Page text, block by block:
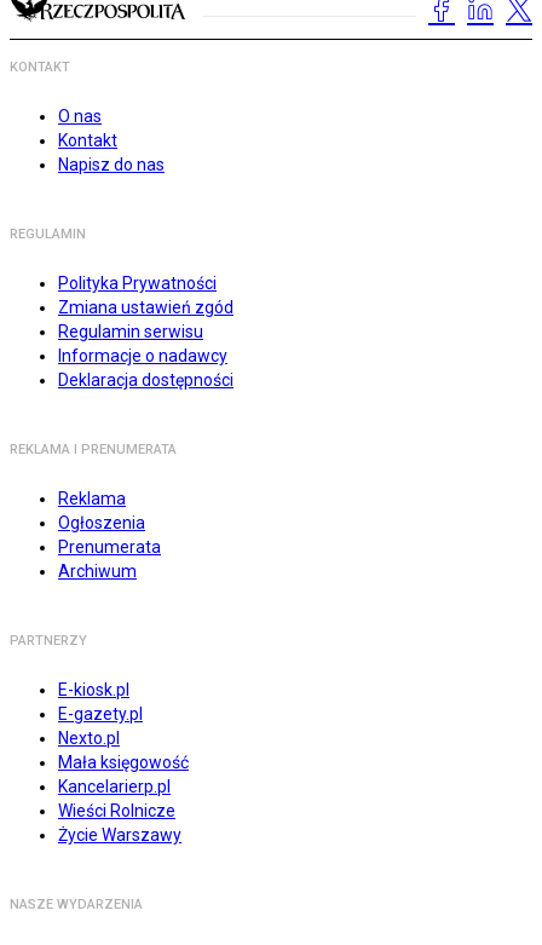
KONTAKT
O nas
Kontakt
Napisz do nas
REGULAMIN
Polityka Prywatności
Zmiana ustawień zgód
Regulamin serwisu
Informacje o nadawcy
Deklaracja dostępności
REKLAMA I PRENUMERATA
Reklama
Ogłoszenia
Prenumerata
Archiwum
PARTNERZY
E-kiosk.pl
E-gazety.pl
Nexto.pl
Mała księgowość
Kancelarierp.pl
Wieści Rolnicze
Życie Warszawy
NASZE WYDARZENIA